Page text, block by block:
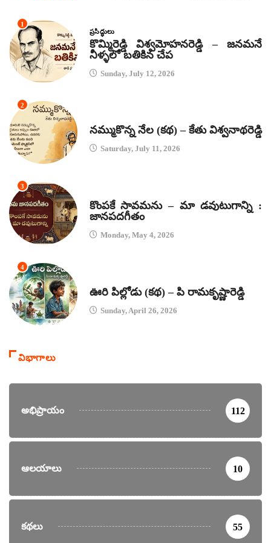
1
ప్రసిద్ధులు
కొమ్మిరెడ్డి విశ్వమోహనరెడ్డి – జనమనే
నీళ్ళలో బతికిన చేప
Sunday, July 12, 2026
2
నమ్ముకొన్న నేల (కథ) – కేతు విశ్వనాథరెడ్డి
Saturday, July 11, 2026
3
కొంపకే సావమను – మా డవుటుగాన్ని :
జానపదగీతం
Monday, May 4, 2026
4
ఊరి పిల్లోడు (కథ) – పి రామకృష్ణారెడ్డి
Sunday, April 26, 2026
విభాగాలు
అభిప్రాయం 112
ఆలయాలు 10
కథలు 55